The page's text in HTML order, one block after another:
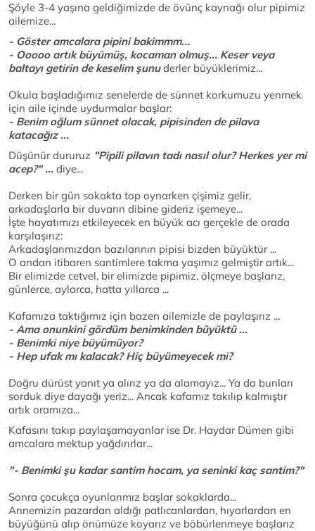
Şöyle 3-4 yaşına geldiğimizde de övünç kaynağı olur pipimiz
ailemize...
- Göster amcalara pipini bakimmm...
- Ooooo artık büyümüş, kocaman olmuş... Keser veya
baltayı getirin de keselim şunuderler büyüklerimiz...
Okula başladığımız senelerde de sünnet korkumuzu yenmek
için aile içinde uydurmalar başlar:
- Benim oğlum sünnet olacak, pipisinden de pilava
katacağız ...
Düşünür dururuz "Pipili pilavın tadı nasıl olur? Herkes yer mi
acep?" ... diye...
Derken bir gün sokakta top oynarken çişimiz gelir,
arkadaşlarla bir duvarın dibine gideriz işemeye...
İşte hayatımızı etkileyecek en büyük acı gerçekle de orada
karşılaşırız:
Arkadaşlarımızdan bazılarının pipisi bizden büyüktür ...
O andan itibaren santimlere takma yaşımız gelmiştir artık...
Bir elimizde cetvel, bir elimizde pipimiz, ölçmeye başlarız,
günlerce, aylarca, hatta yıllarca ...
Kafamıza taktığımız için bazen ailemizle de paylaşırız ...
- Ama onunkini gördüm benimkinden büyüktü ...
- Benimki niye büyümüyor?
- Hep ufak mı kalacak? Hiç büyümeyecek mi?
Doğru dürüst yanıt ya alırız ya da alamayız... Ya da bunları
sorduk diye dayağı yeriz... Ancak kafamız takılıp kalmıştır
artık oramıza...
Kafasını takıp paylaşamayanlar ise Dr. Haydar Dümen gibi
amcalara mektup yağdırırlar...
"- Benimki şu kadar santim hocam, ya seninki kaç santim?"
Sonra çocukça oyunlarımız başlar sokaklarda...
Annemizin pazardan aldığı patlıcanlardan, hıyarlardan en
büyüğünü alıp önümüze koyarız ve böbürlenmeye başlarız